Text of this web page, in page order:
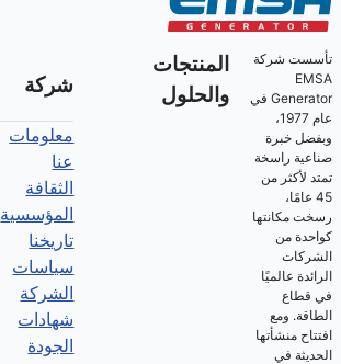
تأسست شركة
EMSA
Generator في
عام 1977،
وبفضل خبرة
صناعية راسخة
تمتد لأكثر من
45 عامًا،
رسخت مكانتها
كواحدة من
الشركات
الرائدة عالميًا
في قطاع
الطاقة. ومع
افتتاح منشأتها
الحديثة في
المنتجات
والحلول
شركة
معلومات
عنا
الثقافة
المؤسسية
تاريخنا
سياسات
الشركة
شهادات
الجودة